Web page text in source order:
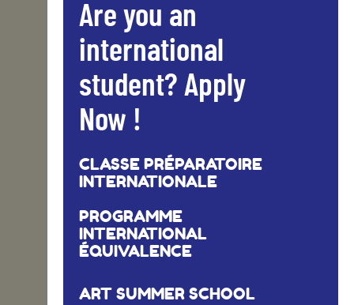
Are you an
international
student? Apply
Now !
CLASSE PRÉPARATOIRE
INTERNATIONALE
PROGRAMME
INTERNATIONAL
ÉQUIVALENCE
ART SUMMER SCHOOL